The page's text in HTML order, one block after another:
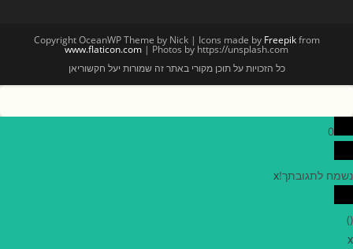
Copyright OceanWP Theme by Nick | Icons made by Freepikfrom
www.flaticon.com | Photos by https://unsplash.com
כל הזכויות על תוכן מקורי באתר זה שמורות יעל חקשוריאן
0
נשמח לתגובתך!x
(
)
x